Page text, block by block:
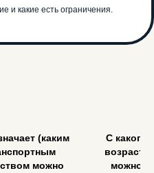
и какие есть ограничения.
(каким
можно
С какого
возраста
можно